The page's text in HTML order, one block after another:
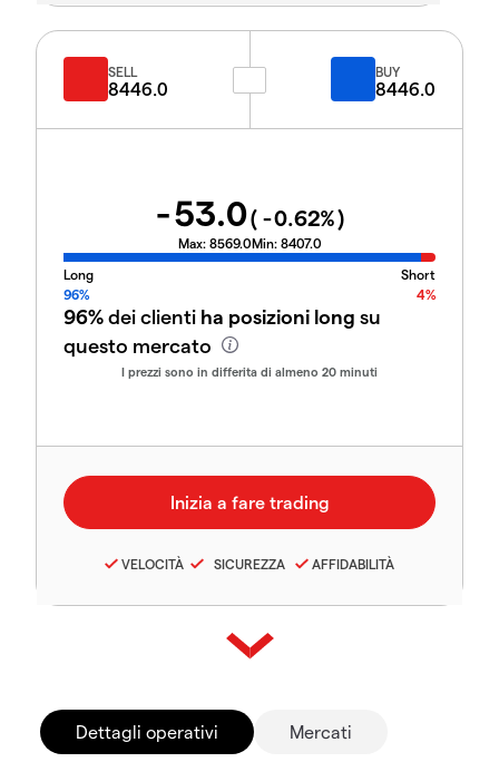
SELL
8446.0
BUY
8446.0
-53.0( -0.62%)
Max: 8569.0Min: 8407.0
Long
Short
96%
4%
96%dei clienti ha posizioni long su
questo mercato
I prezzi sono in differita di almeno 20 minuti
VELOCITÀ SICUREZZA AFFIDABILITÀ
Dettagli operativi Mercati